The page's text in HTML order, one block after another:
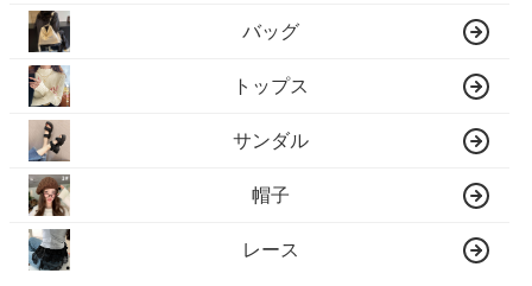
バッグ
トップス
サンダル
帽子
レース